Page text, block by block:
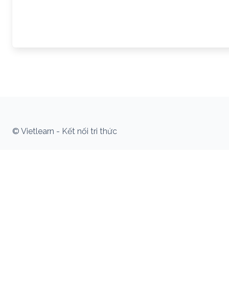
© Vietlearn - Kết nối tri thức